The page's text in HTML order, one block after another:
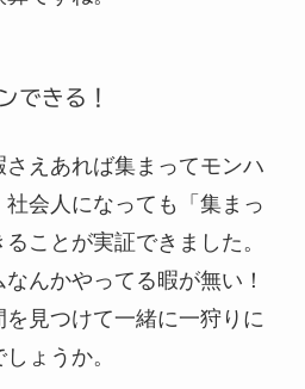
できる！
えあれば集まってモンハ
会人になっても「集まっ
ことが実証できました。
んかやってる暇が無い！
見つけて一緒に一狩りに
ょうか。